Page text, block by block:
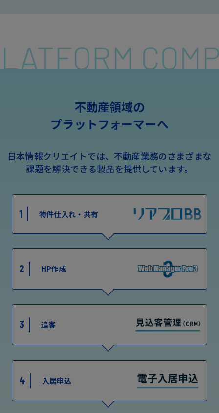
不動産領域の
プラットフォーマーへ
日本情報クリエイトでは、不動産業務のさまざまな
課題を解決できる製品を提供しています。
1 物件仕入れ・共有
2 HP作成
3 追客
4 入居申込